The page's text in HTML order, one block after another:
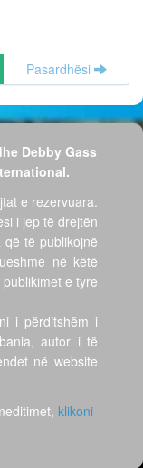
Pasardhësi
Debby Gass
e rezervuara.
i jep të drejtën
të publikojnë
në këtë
e tyre
i përditshëm i
autor i të
në website
klikoni